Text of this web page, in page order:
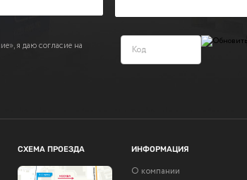
я даю согласие на
СХЕМА ПРОЕЗДА ИНФОРМАЦИЯ
О компании